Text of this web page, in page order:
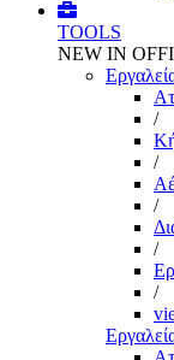
TOOLS
NEW IN
/
/
/
/
/